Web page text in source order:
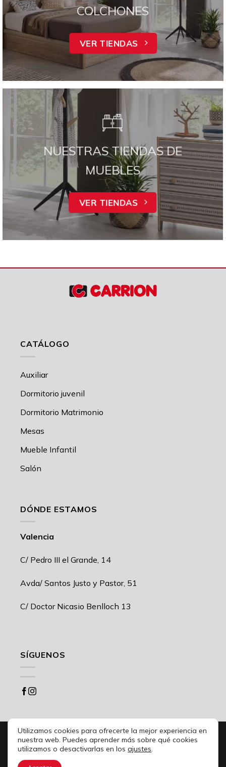
COLCHONES
VER TIENDAS
NUESTRAS TIENDAS DE
MUEBLES
VER TIENDAS
CATÁLOGO
Auxiliar
Dormitorio juvenil
Dormitorio Matrimonio
Mesas
Mueble Infantil
Salón
DÓNDE ESTAMOS
Valencia
C/ Pedro III el Grande, 14
Avda/ Santos Justo y Pastor, 51
C/ Doctor Nicasio Benlloch 13
SÍGUENOS
Desarrollo webUNANIME CREATIVOS
Política de privacidad
Utilizamos cookies para ofrecerte la mejor experiencia en
nuestra web. Puedes aprender más sobre qué cookies
utilizamos o desactivarlas en los ajustes.